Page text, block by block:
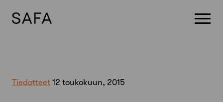
Tiedotteet 12 toukokuun, 2015